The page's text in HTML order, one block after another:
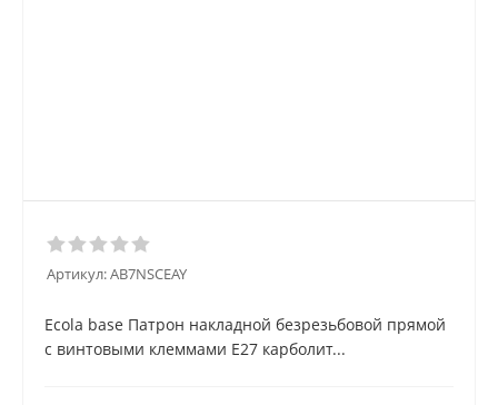
Артикул:AB7NSCEAY
Ecola base Патрон накладной безрезьбовой прямой
с винтовыми клеммами E27 карболит...